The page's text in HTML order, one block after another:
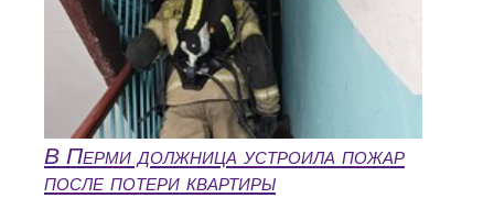
В Перми должница устроила пожар
после потери квартиры